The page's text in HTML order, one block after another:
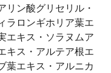
リン酸グリセリル・
ラロンギホリア葉エ
エキス・ソラヌムア
キス・アルテア根エ
葉エキス・アルニカ